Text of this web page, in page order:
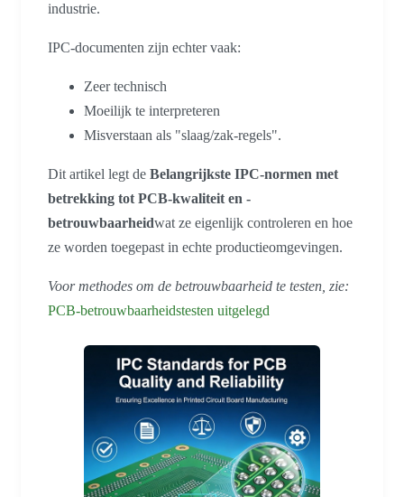
industrie.
IPC-documenten zijn echter vaak:
Zeer technisch
Moeilijk te interpreteren
Misverstaan als "slaag/zak-regels".
Dit artikel legt de Belangrijkste IPC-normen met
betrekking tot PCB-kwaliteit en -
betrouwbaarheidwat ze eigenlijk controleren en hoe
ze worden toegepast in echte productieomgevingen.
Voor methodes om de betrouwbaarheid te testen, zie:
PCB-betrouwbaarheidstesten uitgelegd